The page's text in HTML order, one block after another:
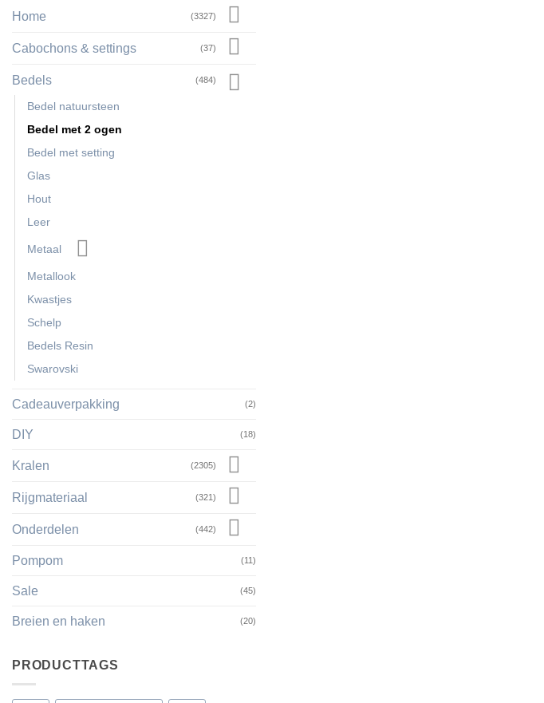
Home (3327)
Cabochons & settings (37)
Bedels (484)
Bedel natuursteen
Bedel met 2 ogen
Bedel met setting
Glas
Hout
Leer
Metaal
Metallook
Kwastjes
Schelp
Bedels Resin
Swarovski
Cadeauverpakking (2)
DIY (18)
Kralen (2305)
Rijgmateriaal (321)
Onderdelen (442)
Pompom (11)
Sale (45)
Breien en haken (20)
PRODUCTTAGS